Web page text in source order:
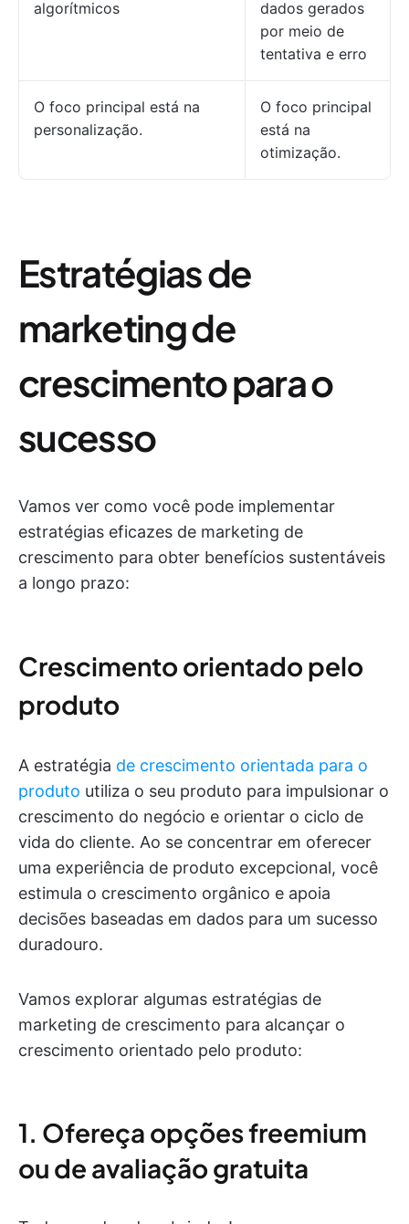
algorítmicos
dados gerados
por meio de
tentativa e erro
O foco principal está na
personalização.
O foco principal
está na
otimização.
Estratégias de
marketing de
crescimento para o
sucesso
Vamos ver como você pode implementar
estratégias eficazes de marketing de
crescimento para obter benefícios sustentáveis
a longo prazo:
Crescimento orientado pelo
produto
A estratégia de crescimento orientada para o
produto utiliza o seu produto para impulsionar o
crescimento do negócio e orientar o ciclo de
vida do cliente. Ao se concentrar em oferecer
uma experiência de produto excepcional, você
estimula o crescimento orgânico e apoia
decisões baseadas em dados para um sucesso
duradouro.
Vamos explorar algumas estratégias de
marketing de crescimento para alcançar o
crescimento orientado pelo produto:
1. Ofereça opções freemium
ou de avaliação gratuita